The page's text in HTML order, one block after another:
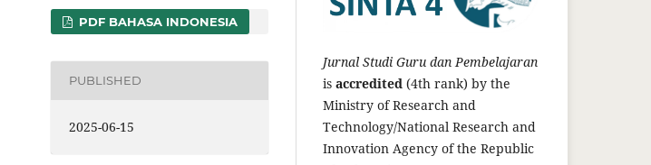
PDF BAHASA INDONESIA
PUBLISHED
2025-06-15
Jurnal Studi Guru dan Pembelajaran
is accredited (4th rank) by the
Ministry of Research and
Technology/National Research and
Innovation Agency of the Republic